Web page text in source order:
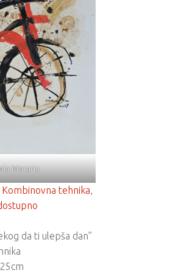
Morariu
Kombinovna tehnika
da ti ulepša dan”